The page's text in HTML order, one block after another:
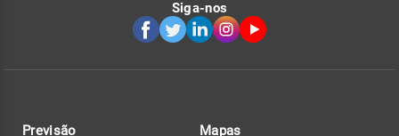
Siga-nos
Previsão Mapas